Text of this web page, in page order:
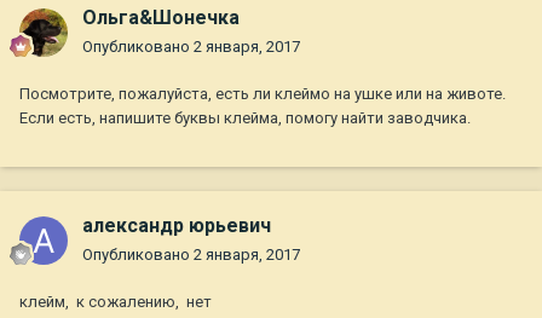
Ольга&Шонечка
Опубликовано 2 января, 2017
Посмотрите, пожалуйста, есть ли клеймо на ушке или на животе.
Если есть, напишите буквы клейма, помогу найти заводчика.
александр юрьевич
Опубликовано 2 января, 2017
клейм, к сожалению, нет